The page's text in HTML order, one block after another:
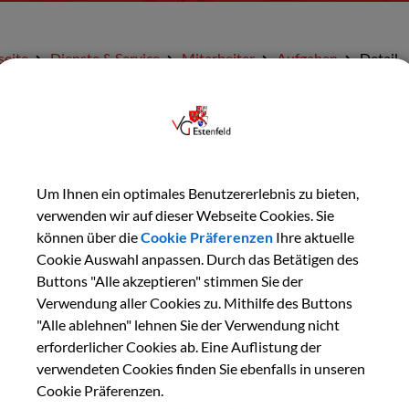
Dienste & Service Mitarbeiter Aufgaben Detail
Um Ihnen ein optimales Benutzererlebnis zu bieten,
verwenden wir auf dieser Webseite Cookies. Sie
können über dieCookie PräferenzenIhre aktuelle
Cookie Auswahl anpassen. Durch das Betätigen des
Buttons "Alle akzeptieren" stimmen Sie der
Verwendung aller Cookies zu. Mithilfe des Buttons
"Alle ablehnen" lehnen Sie der Verwendung nicht
erforderlicher Cookies ab. Eine Auflistung der
verwendeten Cookies finden Sie ebenfalls in unseren
Cookie Präferenzen.